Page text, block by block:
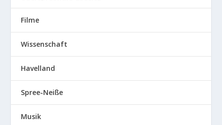
Filme
Wissenschaft
Havelland
Spree-Neiße
Musik